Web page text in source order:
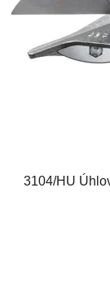
3104/HU